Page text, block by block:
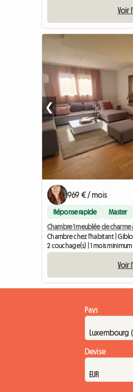
Voir
❮
969 € / mois
Réponse rapide Master
Chambre 1 meublée de charme
Chambre chez l'habitant |
2 couchage(s) | 1 mois minimum
Voir
Pays
Devise